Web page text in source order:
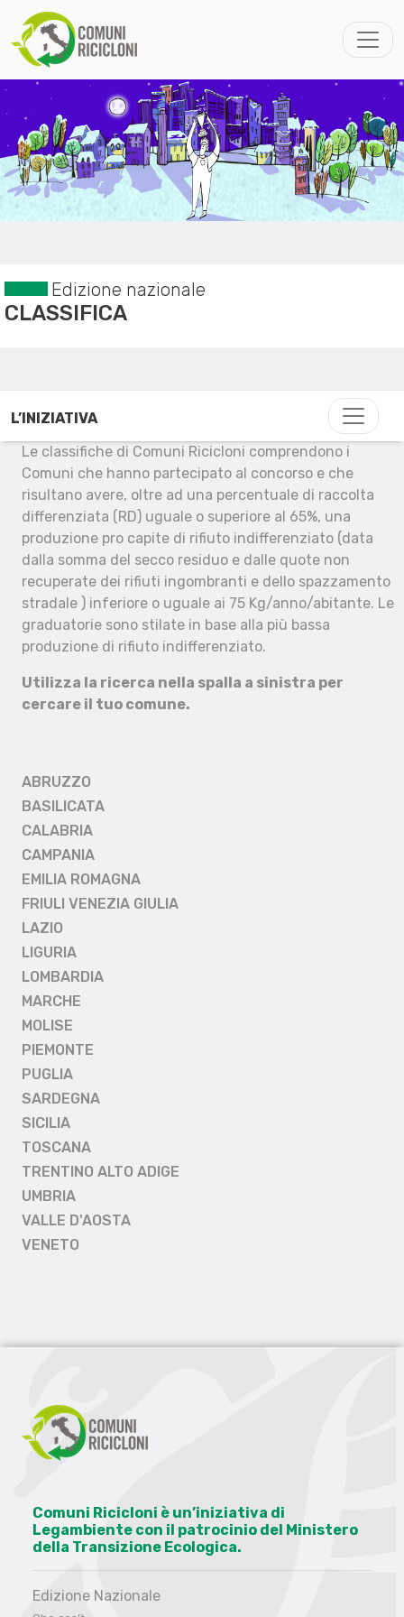
Edizione nazionale
CLASSIFICA
L’INIZIATIVA
Le classifiche di Comuni Ricicloni comprendono i
Comuni che hanno partecipato al concorso e che
risultano avere, oltre ad una percentuale di raccolta
differenziata (RD) uguale o superiore al 65%, una
produzione pro capite di rifiuto indifferenziato (data
dalla somma del secco residuo e dalle quote non
recuperate dei rifiuti ingombranti e dello spazzamento
stradale ) inferiore o uguale ai 75 Kg/anno/abitante. Le
graduatorie sono stilate in base alla più bassa
produzione di rifiuto indifferenziato.
Utilizza la ricerca nella spalla a sinistra per
cercare il tuo comune.
ABRUZZO
BASILICATA
CALABRIA
CAMPANIA
EMILIA ROMAGNA
FRIULI VENEZIA GIULIA
LAZIO
LIGURIA
LOMBARDIA
MARCHE
MOLISE
PIEMONTE
PUGLIA
SARDEGNA
SICILIA
TOSCANA
TRENTINO ALTO ADIGE
UMBRIA
VALLE D'AOSTA
VENETO
Comuni Ricicloni è un’iniziativa di
Legambiente con il patrocinio del Ministero
della Transizione Ecologica.
Edizione Nazionale